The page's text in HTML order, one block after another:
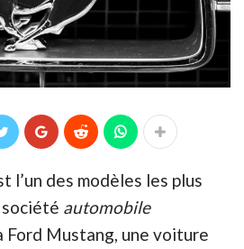
l’un des modèles les plus
société automobile
Ford Mustang, une voiture